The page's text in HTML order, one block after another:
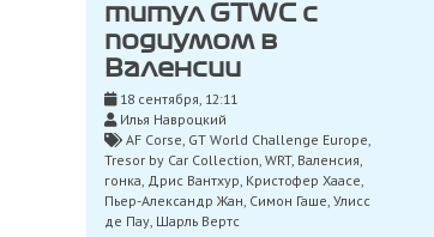
титул GTWC с
подиумом в
Валенсии
18 сентября, 12:11
Илья Навроцкий
AF Corse, GT World Challenge Europe,
Tresor by Car Collection, WRT, Валенсия,
гонка, Дрис Вантхур, Кристофер Хаасе,
Пьер-Александр Жан, Симон Гаше, Улисс
де Пау, Шарль Вертс